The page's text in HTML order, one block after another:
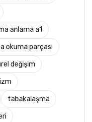
anlama a1
okuma parçası
değişim
tabakalaşma